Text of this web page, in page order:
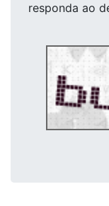
responda ao